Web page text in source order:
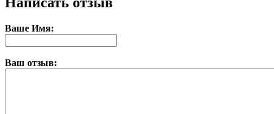
Ваше Имя:
Ваш отзыв: